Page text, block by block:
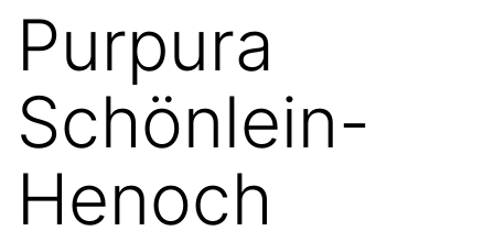
Purpura
Schönlein-
Henoch